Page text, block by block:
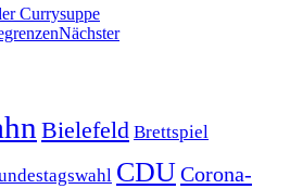
Currysuppe
Nächster
Bielefeld Brettspiel
CDUCorona-